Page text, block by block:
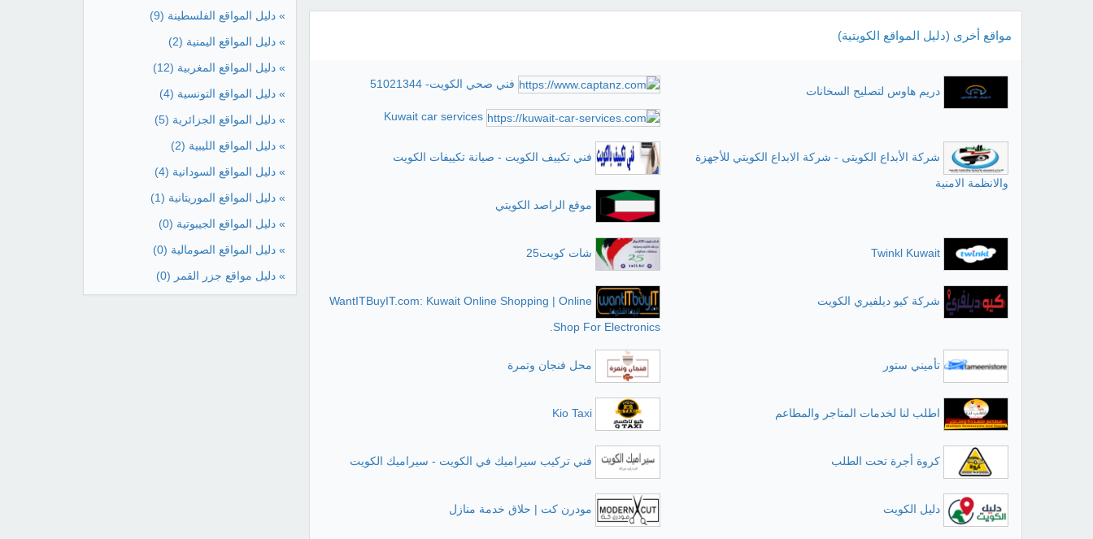
مواقع أخرى (دليل المواقع الكويتية)
دريم هاوس لتصليح السخانات
فني صحي الكويت- 51021344
Kuwait car services
شركة الأبداع الكويتى - شركة الابداع الكويتي للأجهزة
والانظمة الامنية
فني تكييف الكويت - صيانة تكييفات الكويت
موقع الراصد الكويتي
Twinkl Kuwait شات كويت25
شركة كيو ديلفيري الكويت
WantITBuyIT.com: Kuwait Online Shopping | Online
Shop For Electronics.
تأميني ستور محل فنجان وتمرة
اطلب لنا لخدمات المتاجر والمطاعم Kio Taxi
كروة أجرة تحت الطلب فني تركيب سيراميك في الكويت - سيراميك الكويت
دليل الكويت مودرن كت | حلاق خدمة منازل
» دليل المواقع الفلسطينة (9)
» دليل المواقع اليمنية (2)
» دليل المواقع المغربية (12)
» دليل المواقع التونسية (4)
» دليل المواقع الجزائرية (5)
» دليل المواقع الليبية (2)
» دليل المواقع السودانية (4)
» دليل المواقع الموريتانية (1)
» دليل المواقع الجيبوتية (0)
» دليل المواقع الصومالية (0)
» دليل مواقع جزر القمر (0)